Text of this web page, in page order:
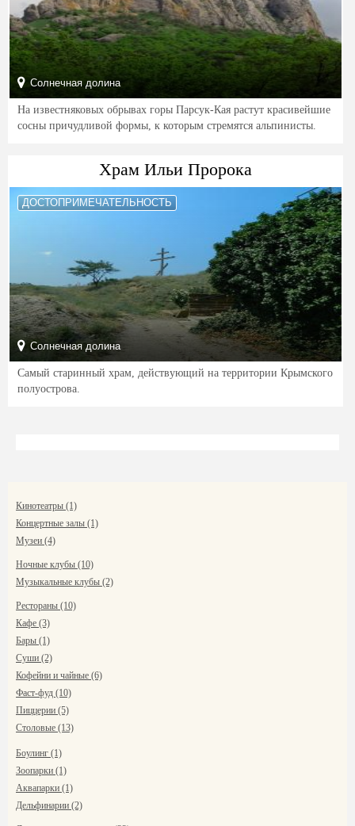
Солнечная долина
На известняковых обрывах горы Парсук-Кая растут красивейшие
сосны причудливой формы, к которым стремятся альпинисты.
Храм Ильи Пророка
ДОСТОПРИМЕЧАТЕЛЬНОСТЬ
Солнечная долина
Самый старинный храм, действующий на территории Крымского
полуострова.
Кинотеатры (1)
Концертные залы (1)
Музеи (4)
Ночные клубы (10)
Музыкальные клубы (2)
Рестораны (10)
Кафе (3)
Бары (1)
Суши (2)
Кофейни и чайные (6)
Фаст-фуд (10)
Пиццерии (5)
Столовые (13)
Боулинг (1)
Зоопарки (1)
Аквапарки (1)
Дельфинарии (2)